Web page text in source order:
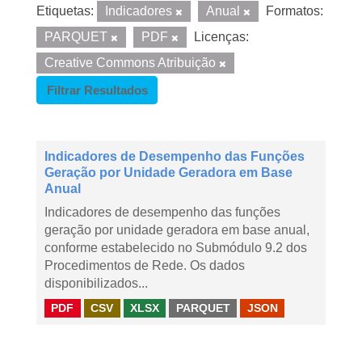
Etiquetas: Indicadores Anual
Formatos:
PARQUET
PDF
Licenças:
Creative Commons Atribuição
Filtrar Resultados
Indicadores de Desempenho das Funções
Geração por Unidade Geradora em Base
Anual
Indicadores de desempenho das funções
geração por unidade geradora em base anual,
conforme estabelecido no Submódulo 9.2 dos
Procedimentos de Rede. Os dados
disponibilizados...
PDF CSV XLSX PARQUET JSON